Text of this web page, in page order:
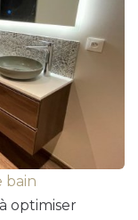
bain
optimiser